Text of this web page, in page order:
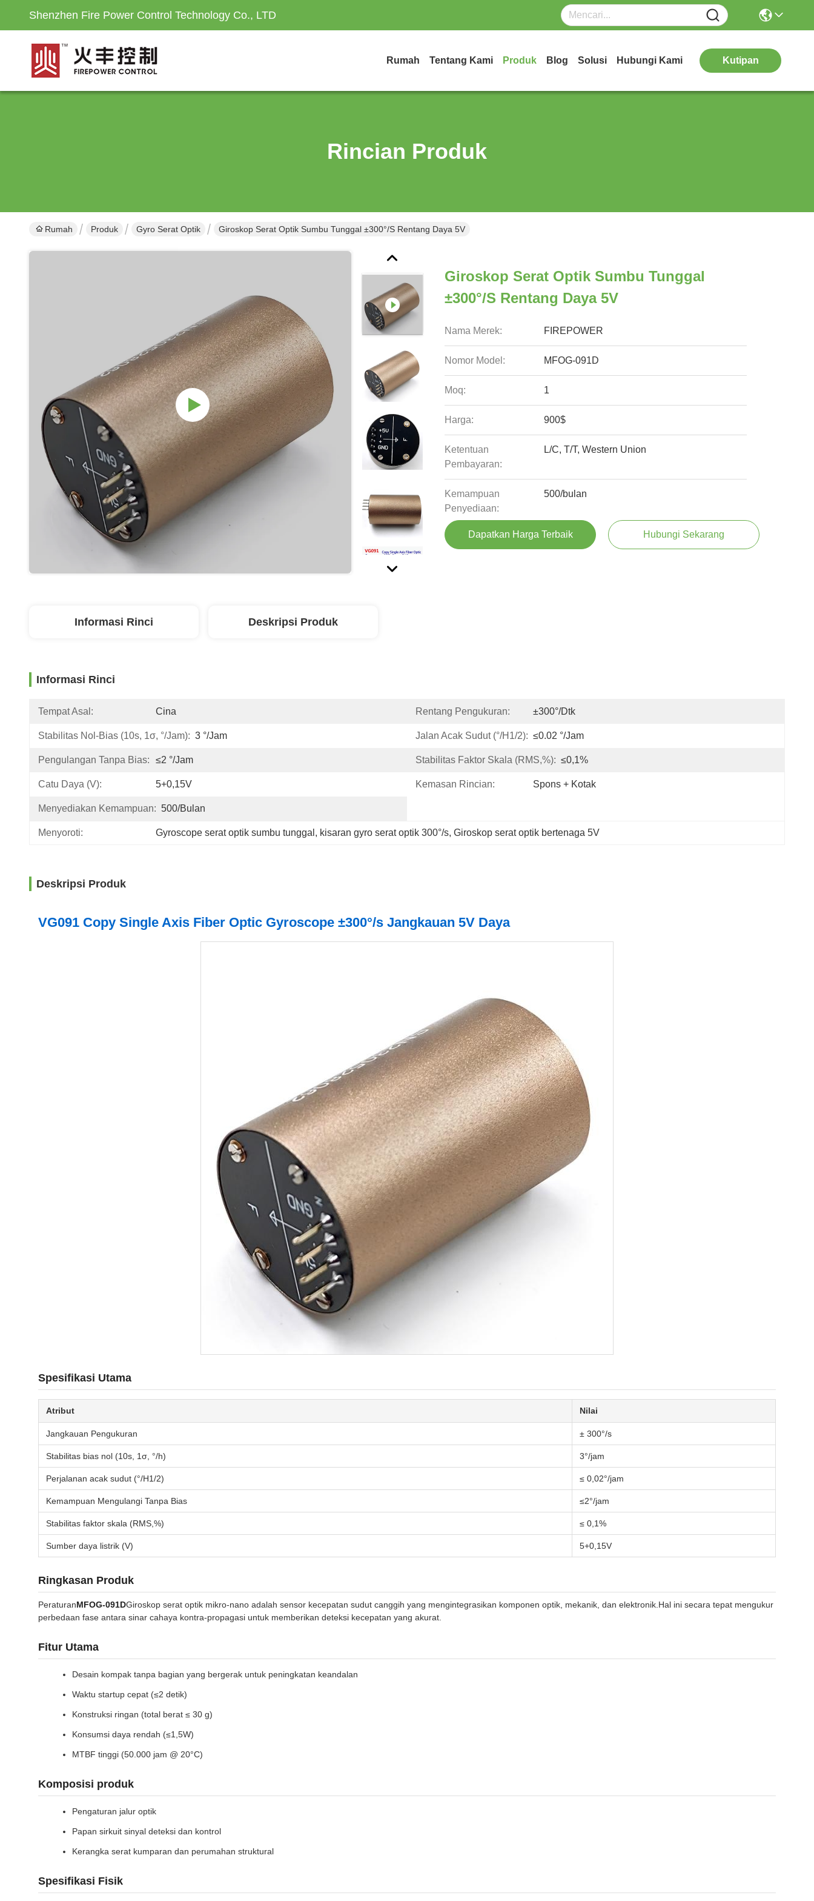
Shenzhen Fire Power Control Technology Co., LTD
Rumah Tentang Kami Produk Blog Solusi Hubungi Kami Kutipan
Rincian Produk
Rumah Produk Gyro Serat Optik Giroskop Serat Optik Sumbu Tunggal ±300°/s Rentang Daya 5V
Giroskop Serat Optik Sumbu Tunggal
±300°/s Rentang Daya 5V
Nama Merek: FIREPOWER
Nomor Model: MFOG-091D
Moq: 1
Harga: 900$
Ketentuan
Pembayaran:
L/C, T/T, Western Union
Kemampuan
Penyediaan:
500/bulan
Dapatkan Harga Terbaik Hubungi Sekarang
Informasi Rinci Deskripsi Produk
Informasi Rinci
Tempat Asal: Cina Rentang Pengukuran: ±300°/dtk
Stabilitas Nol-Bias (10s, 1σ, °/jam): 3 °/jam Jalan Acak Sudut (°/H1/2): ≤0.02 °/jam
Pengulangan Tanpa Bias: ≤2 °/jam Stabilitas Faktor Skala (RMS,%): ≤0,1%
Catu Daya (V): 5+0,15V Kemasan Rincian: Spons + Kotak
Menyediakan Kemampuan: 500/bulan
Menyoroti: Gyroscope serat optik sumbu tunggal , kisaran gyro serat optik 300°/s, Giroskop serat optik bertenaga 5V
Deskripsi Produk
VG091 Copy Single Axis Fiber Optic Gyroscope ±300°/s Jangkauan 5V Daya
Spesifikasi Utama
Atribut Nilai
Jangkauan Pengukuran ± 300°/s
Stabilitas bias nol (10s, 1σ, °/h) 3°/jam
Perjalanan acak sudut (°/H1/2) ≤ 0,02°/jam
Kemampuan Mengulangi Tanpa Bias ≤2°/jam
Stabilitas faktor skala (RMS,%) ≤ 0,1%
Sumber daya listrik (V) 5+0,15V
Ringkasan Produk
PeraturanMFOG-091DGiroskop serat optik mikro-nano adalah sensor kecepatan sudut canggih yang mengintegrasikan komponen optik, mekanik, dan elektronik.Hal ini secara tepat mengukur
perbedaan fase antara sinar cahaya kontra-propagasi untuk memberikan deteksi kecepatan yang akurat.
Fitur Utama
Desain kompak tanpa bagian yang bergerak untuk peningkatan keandalan
Waktu startup cepat (≤2 detik)
Konstruksi ringan (total berat ≤ 30 g)
Konsumsi daya rendah (≤1,5W)
MTBF tinggi (50.000 jam @ 20°C)
Komposisi produk
Pengaturan jalur optik
Papan sirkuit sinyal deteksi dan kontrol
Kerangka serat kumparan dan perumahan struktural
Spesifikasi Fisik